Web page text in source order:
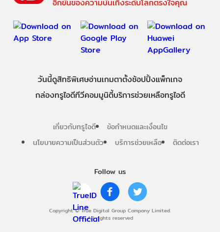
Follow us
Copyright © True Digital Group Company Limited.
All rights reserved
อีกขั้นของความบันเทิงระดับโลกตรงใจคุณ
วันนี้ดูสิทธิพิเศษอ่านเกมตาตั้งช้อปปิ้งแพ็กเกจ
กล่องทรูไอดีทีวีคอมมูนิตี้บริการช่วยเหลือทรูไอดี
เกี่ยวกับทรูไอดี
ข้อกำหนดและเงื่อนไข
นโยบายความเป็นส่วนตัว
บริการช่วยเหลือ ติดต่อเรา